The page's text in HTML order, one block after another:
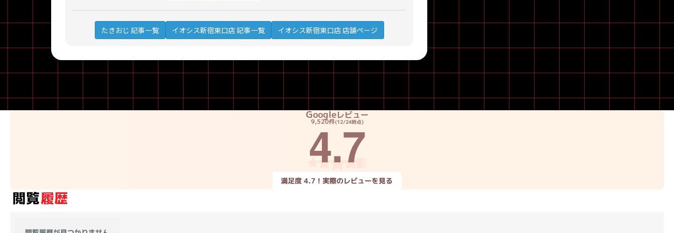
たきおじ 記事一覧 イオシス新宿東口店 記事一覧 イオシス新宿東口店 店舗ページ
Googleレビュー
9,520件(12/24時点)
4.7
満足度 4.7！実際のレビューを見る